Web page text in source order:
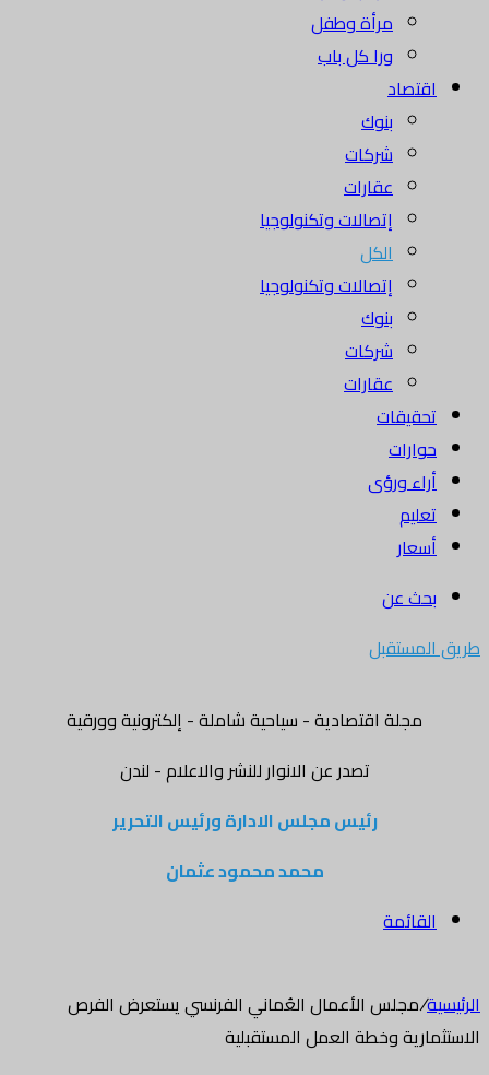
مرأة وطفل
ورا كل باب
اقتصاد
بنوك
شركات
عقارات
إتصالات وتكنولوجيا
الكل
إتصالات وتكنولوجيا
بنوك
شركات
عقارات
تحقيقات
حوارات
أراء ورؤى
تعليم
أسعار
بحث عن
طريق المستقبل
مجلة اقتصادية - سياحية شاملة - إلكترونية وورقية
تصدر عن الانوار للنشر والاعلام - لندن
رئيس مجلس الادارة ورئيس التحرير
محمد محمود عثمان
القائمة
الرئيسية/مجلس الأعمال العُماني الفرنسي يستعرض الفرص
الاستثمارية وخطة العمل المستقبلية